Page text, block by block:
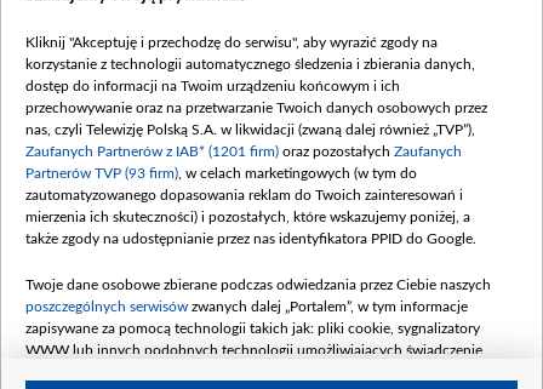
Właściwa kolejność
Bohaterowie
Kliknij "Akceptuję i przechodzę do serwisu", aby wyrazić zgody na
korzystanie z technologii automatycznego śledzenia i zbierania danych,
dostęp do informacji na Twoim urządzeniu końcowym i ich
przechowywanie oraz na przetwarzanie Twoich danych osobowych przez
nas, czyli Telewizję Polską S.A. w likwidacji (zwaną dalej również „TVP”),
Zaufanych Partnerów z IAB* (1201 firm) oraz pozostałych Zaufanych
Partnerów TVP (93 firm) , w celach marketingowych (w tym do
zautomatyzowanego dopasowania reklam do Twoich zainteresowań i
mierzenia ich skuteczności) i pozostałych, które wskazujemy poniżej, a
także zgody na udostępnianie przez nas identyfikatora PPID do Google.
Twoje dane osobowe zbierane podczas odwiedzania przez Ciebie naszych
poszczególnych serwisów zwanych dalej „Portalem”, w tym informacje
zapisywane za pomocą technologii takich jak: pliki cookie, sygnalizatory
WWW lub innych podobnych technologii umożliwiających świadczenie